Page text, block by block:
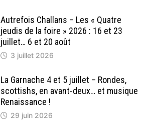
Autrefois Challans – Les « Quatre
jeudis de la foire » 2026 : 16 et 23
juillet… 6 et 20 août
3 juillet 2026
La Garnache 4 et 5 juillet – Rondes,
scottishs, en avant-deux… et musique
Renaissance !
29 juin 2026